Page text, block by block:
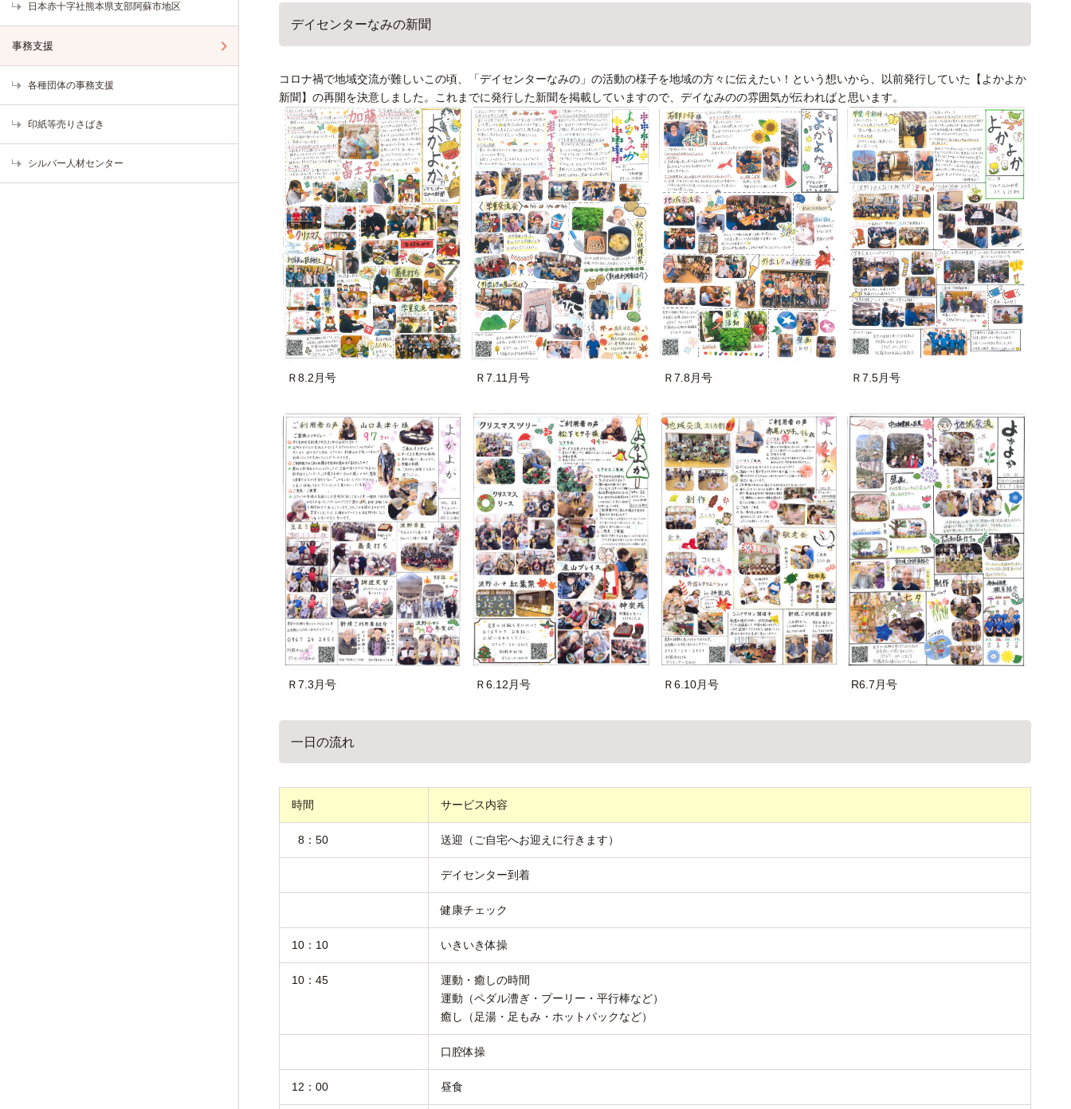
日本赤十字社熊本県支部阿蘇市地区
事務支援
各種団体の事務支援
印紙等売りさばき
シルバー人材センター
デイセンターなみの新聞
コロナ禍で地域交流が難しいこの頃、「デイセンターなみの」の活動の様子を地域の方々に伝えたい！という想いから、以前発行していた【よかよか
新聞】の再開を決意しました。これまでに発行した新聞を掲載していますので、デイなみのの雰囲気が伝わればと思います。
Ｒ8.2月号 Ｒ7.11月号 Ｒ7.8月号 Ｒ7.5月号
Ｒ7.3月号 Ｒ6.12月号 Ｒ6.10月号 R6.7月号
一日の流れ
時間 サービス内容
8：50 送迎（ご自宅へお迎えに行きます）
デイセンター到着
健康チェック
10：10 いきいき体操
10：45
運動・癒しの時間
運動（ペダル漕ぎ・プーリー・平行棒など）
癒し（足湯・足もみ・ホットパックなど）
口腔体操
12：00 昼食